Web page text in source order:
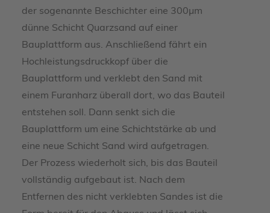
powered by
Usercentrics Consent Management
Platform
der sogenannte Beschichter eine 300µm
dünne Schicht Quarzsand auf einer
Bauplattform aus. Anschließend fährt ein
Hochleistungsdruckkopf über die
Bauplattform und verklebt den Sand mit
einem Furanharz überall dort, wo das Bauteil
entstehen soll. Dann senkt sich die
Bauplattform um eine Schichtstärke ab und
eine neue Schicht Sand wird aufgetragen.
Der Prozess wiederholt sich, bis das Bauteil
vollständig aufgebaut ist. Nach dem
Entfernen des nicht verklebten Sandes ist die